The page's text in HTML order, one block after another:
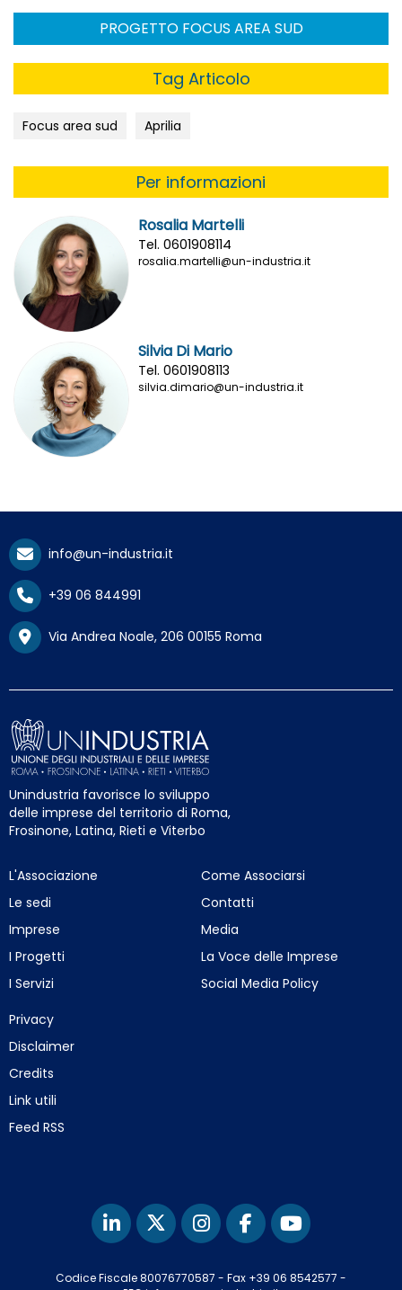
PROGETTO FOCUS AREA SUD
Tag Articolo
Focus area sud Aprilia
Per informazioni
Rosalia Martelli
Tel. 0601908114
rosalia.martelli@un-industria.it
Silvia Di Mario
Tel. 0601908113
silvia.dimario@un-industria.it
info@un-industria.it
+39 06 844991
Via Andrea Noale, 206 00155 Roma
Unindustria favorisce lo sviluppo
delle imprese del territorio di Roma,
Frosinone, Latina, Rieti e Viterbo
L'Associazione
Le sedi
Imprese
I Progetti
I Servizi
Come Associarsi
Contatti
Media
La Voce delle Imprese
Social Media Policy
Privacy
Disclaimer
Credits
Link utili
Feed RSS
Codice Fiscale 80076770587 - Fax +39 06 8542577 -